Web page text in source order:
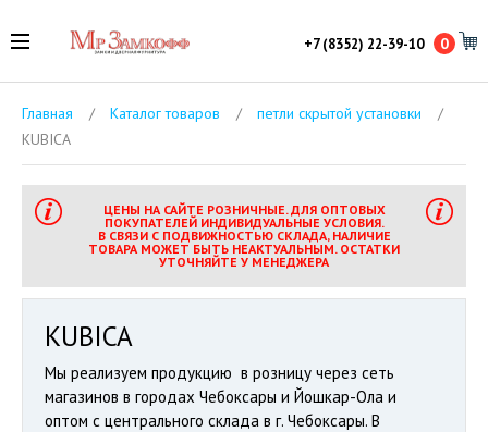
+7 (8352) 22-39-10 0
Главная / Каталог товаров / петли скрытой установки
/
KUBICA
ЦЕНЫ НА САЙТЕ РОЗНИЧНЫЕ. ДЛЯ ОПТОВЫХ
ПОКУПАТЕЛЕЙ ИНДИВИДУАЛЬНЫЕ УСЛОВИЯ.
В СВЯЗИ С ПОДВИЖНОСТЬЮ СКЛАДА, НАЛИЧИЕ
ТОВАРА МОЖЕТ БЫТЬ НЕАКТУАЛЬНЫМ. ОСТАТКИ
УТОЧНЯЙТЕ У МЕНЕДЖЕРА
KUBICA
Мы реализуем продукцию в розницу через сеть
магазинов в городах Чебоксары и Йошкар-Ола и
оптом с центрального склада в г. Чебоксары. В